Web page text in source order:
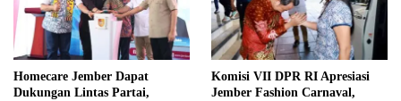
Homecare Jember Dapat
Dukungan Lintas Partai,
Komisi VII DPR RI Apresiasi
Jember Fashion Carnaval,